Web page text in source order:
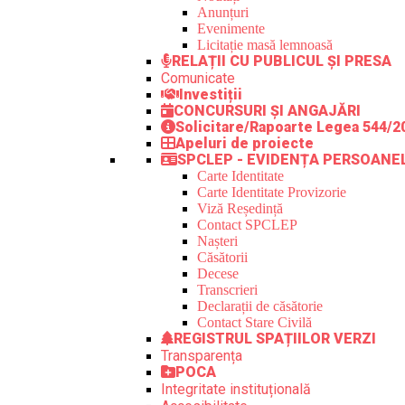
Anunțuri
Evenimente
Licitație masă lemnoasă
RELAȚII CU PUBLICUL ȘI PRESA
Comunicate
Investiții
CONCURSURI ȘI ANGAJĂRI
Solicitare/Rapoarte Legea 544/
Apeluri de proiecte
SPCLEP - EVIDENȚA
Carte Identitate
Carte Identitate Provizorie
Viză Reședință
Contact SPCLEP
Nașteri
Căsătorii
Decese
Transcrieri
Declarații de căsătorie
Contact Stare Civilă
REGISTRUL SPAȚIILOR VERZI
Transparența
POCA
Integritate instituțională